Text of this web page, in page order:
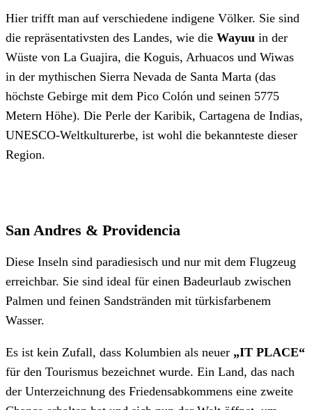
Hier trifft man auf verschiedene indigene Völker. Sie sind
die repräsentativsten des Landes, wie die Wayuu in der
Wüste von La Guajira, die Koguis, Arhuacos und Wiwas
in der mythischen Sierra Nevada de Santa Marta (das
höchste Gebirge mit dem Pico Colón und seinen 5775
Metern Höhe). Die Perle der Karibik, Cartagena de Indias,
UNESCO-Weltkulturerbe, ist wohl die bekannteste dieser
Region.
San Andres & Providencia
Diese Inseln sind paradiesisch und nur mit dem Flugzeug
erreichbar. Sie sind ideal für einen Badeurlaub zwischen
Palmen und feinen Sandstränden mit türkisfarbenem
Wasser.
Es ist kein Zufall, dass Kolumbien als neuer „IT PLACE“
für den Tourismus bezeichnet wurde. Ein Land, das nach
der Unterzeichnung des Friedensabkommens eine zweite